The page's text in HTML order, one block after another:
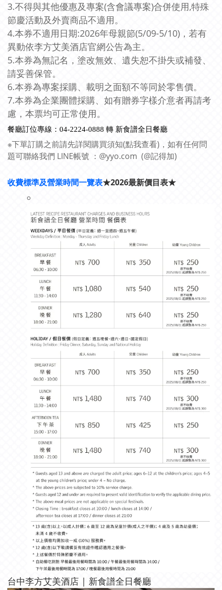
3.不得與其他優惠及專案(含會議專案)合併使用,特殊
節慶活動及外賣商品不適用。
4.本券不適用日期:2026年母親節(5/09-5/10)，若有
異動依李方艾美酒店官網公告為主。
5.本券為無記名，塗改無效、遺失恕不掛失或補發、
請妥善保管。
6.本券為專案採購、載明之面額不等同於零售價。
7.本券為企業團體採購、如有贈券字樣介意者再請考
慮，本票均可正常使用。
餐廳訂位專線：04-2224-0888 轉 新食譜全日餐廳
※下單訂購之前請先詳閱購買須知(點我查看)，如有任何問
題可聯絡我們 LINE帳號 ：@yyo.com (@記得加)
收費標準及營業時間一覽表★2026最新價目表★
台中李方艾美酒店 | 新食譜全日餐廳